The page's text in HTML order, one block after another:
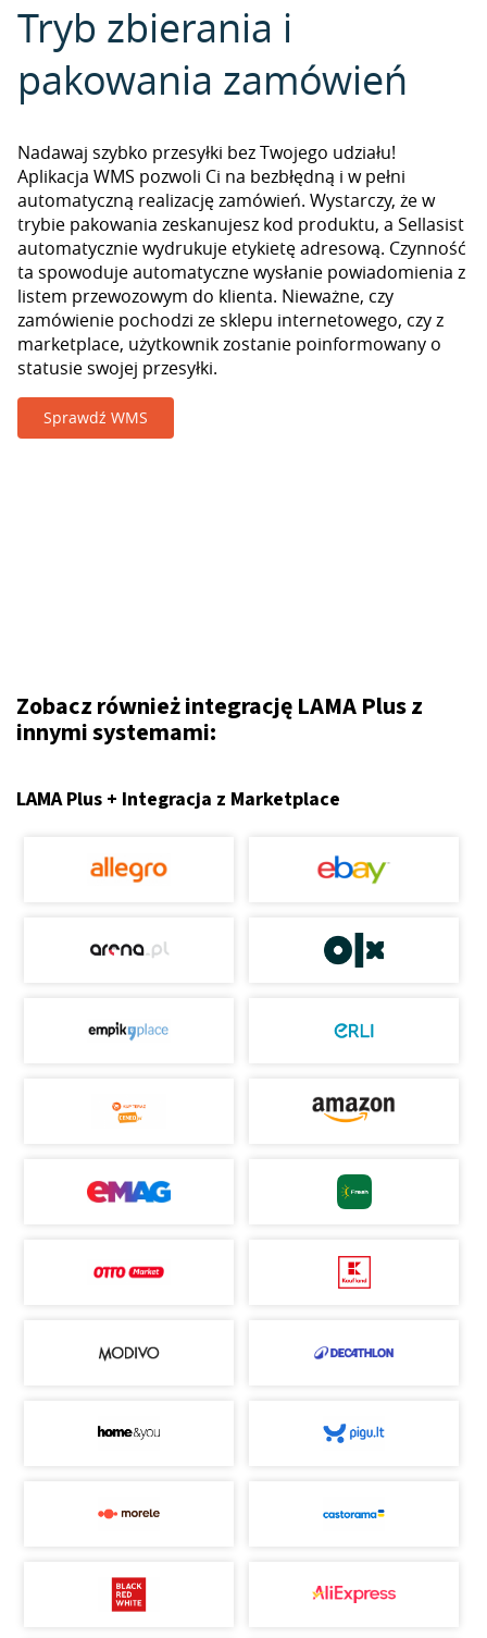
Tryb zbierania i
pakowania zamówień
Nadawaj szybko przesyłki bez Twojego udziału!
Aplikacja WMS pozwoli Ci na bezbłędną i w pełni
automatyczną realizację zamówień. Wystarczy, że w
trybie pakowania zeskanujesz kod produktu, a Sellasist
automatycznie wydrukuje etykietę adresową. Czynność
ta spowoduje automatyczne wysłanie powiadomienia z
listem przewozowym do klienta. Nieważne, czy
zamówienie pochodzi ze sklepu internetowego, czy z
marketplace, użytkownik zostanie poinformowany o
statusie swojej przesyłki.
Sprawdź WMS
Zobacz również integrację LAMA Plus z
innymi systemami:
LAMA Plus + Integracja z Marketplace